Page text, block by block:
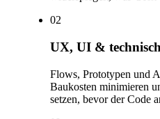
02
UX, UI &
Flows, Prototypen und
Baukosten minimieren
setzen, bevor der Code